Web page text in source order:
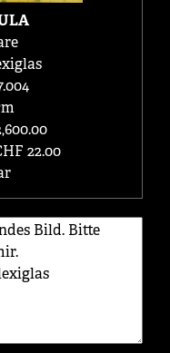
22.00